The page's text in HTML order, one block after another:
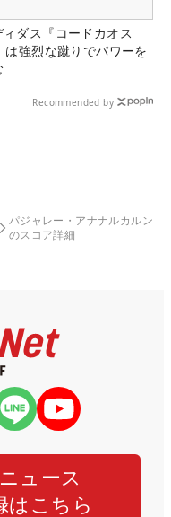
ィダス『コードカオス
は強烈な蹴りでパワーを
Recommended by
パジャレー・アナナルカルン
のスコア詳細
ュース
はこちら